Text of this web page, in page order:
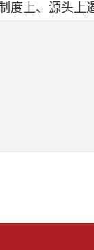
度上、源头上